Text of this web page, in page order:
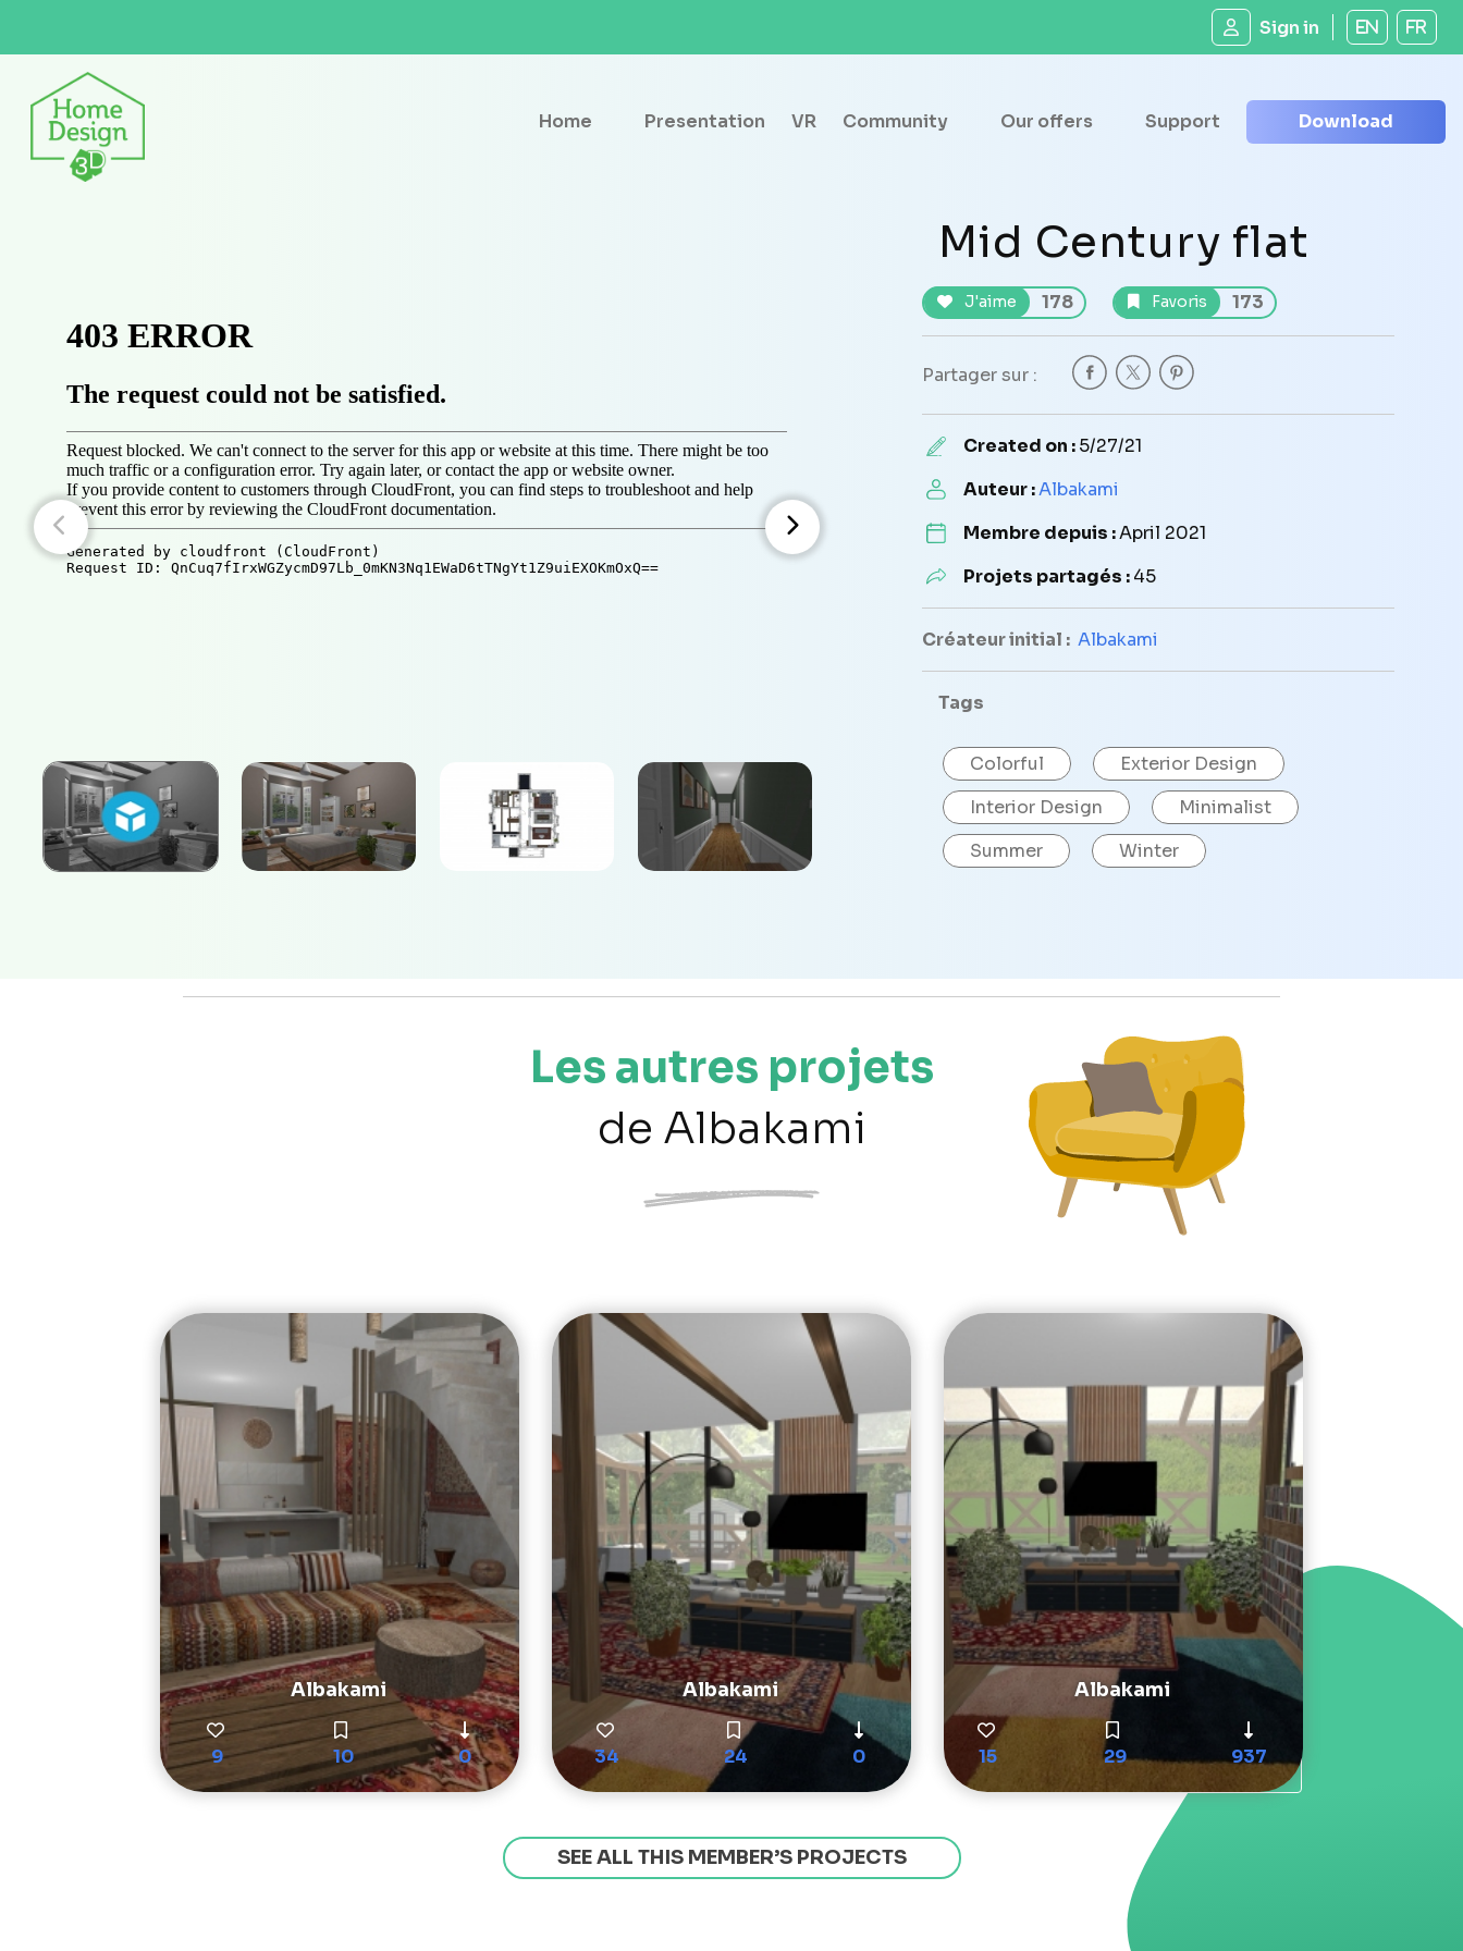
Sign in EN FR
Home Presentation VR Community Our offers Support Download
Mid Century flat
J'aime 178 Favoris 173
Partager sur :
Created on :5/27/21
Auteur :Albakami
Membre depuis :April 2021
Projets partagés :45
Créateur initial : Albakami
Tags
Colorful
Exterior Design
Interior Design
Minimalist
Summer
Winter
Les autres projets
de Albakami
Albakami
9 10 0
Albakami
34 24 0
Albakami
15 29 937
SEE ALL THIS MEMBER’S PROJECTS